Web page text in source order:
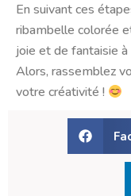
En suivant ces
ribambelle colorée
joie et de fantaisie à
Alors, rassemblez
votre créativité !